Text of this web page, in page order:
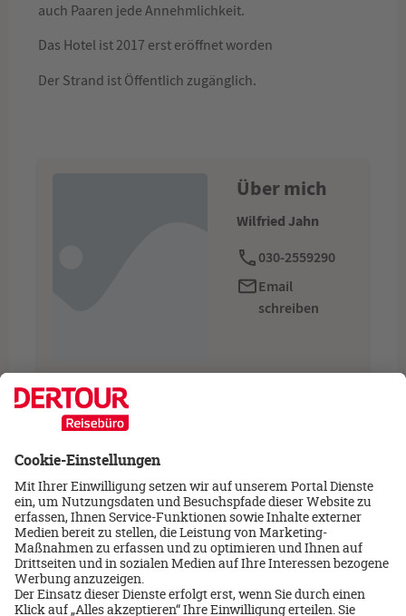
auch Paaren jede Annehmlichkeit.
Das Hotel ist 2017 erst eröffnet worden
Der Strand ist Öffentlich zugänglich.
Über mich
Wilfried Jahn
030-2559290
Email
schreiben
‹